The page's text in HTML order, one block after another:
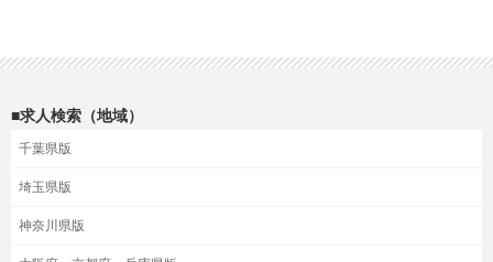
■求人検索（地域）
千葉県版
埼玉県版
神奈川県版